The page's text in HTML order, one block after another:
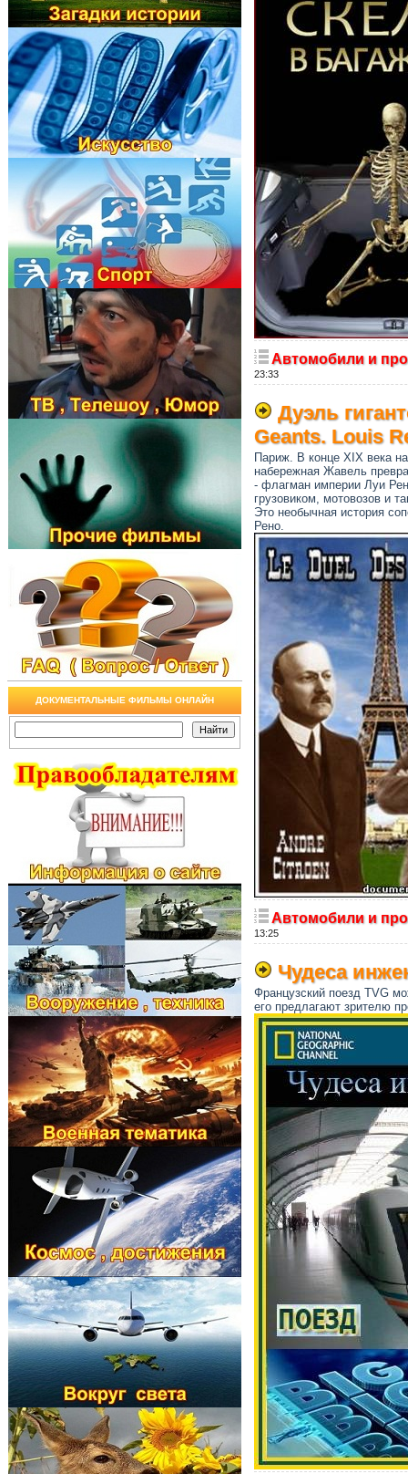
ДОКУМЕНТАЛЬНЫЕ ФИЛЬМЫ ОНЛАЙН
Автомобили и
23:33
Дуэль
Geants. Louis
Париж. В конце XIX века
набережная Жавель
- флагман империи Луи
грузовиком, мотовозов и
Это необычная история
Рено.
Автомобили и
13:25
Чудеса
Французский поезд TVG
его предлагают зрителю